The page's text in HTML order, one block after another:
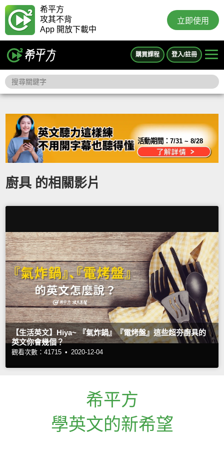
希平方
攻其不背
App 開放下載中
立即使用
購買課程 登入/註冊
活動期間：7/31 ~ 8/28
廚具 的相關影片
【生活英文】Hiya~ 『氣炸鍋』『電烤盤』這些超夯廚具的
英文你會幾個？
觀看次數：41715 • 2020-12-04
希平方
學英文的新希望